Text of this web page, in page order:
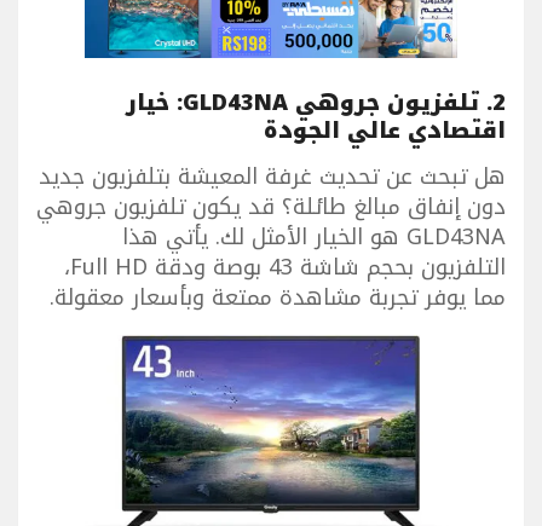
2. تلفزيون جروهي GLD43NA: خيار
اقتصادي عالي الجودة
هل تبحث عن تحديث غرفة المعيشة بتلفزيون جديد
دون إنفاق مبالغ طائلة؟ قد يكون تلفزيون جروهي
GLD43NA هو الخيار الأمثل لك. يأتي هذا
التلفزيون بحجم شاشة 43 بوصة ودقة Full HD،
مما يوفر تجربة مشاهدة ممتعة وبأسعار معقولة.